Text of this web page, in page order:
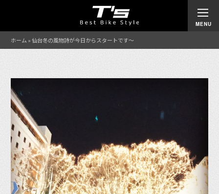
ホーム »仙台冬の風物詩が今日からスタートです〜